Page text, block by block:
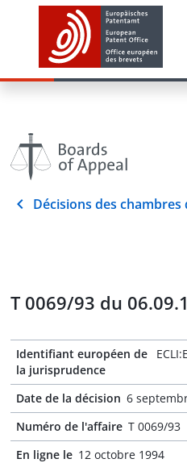
Décisions des chambres
T 0069/93 du
Identifiant européen de
la jurisprudence
Date de la décision 6
Numéro de l'affaire T 0069/93
En ligne le 12 octobre 1994